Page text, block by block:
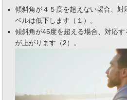
傾斜角が４５度を超えない場合、
ベルは低下します（１）。
傾斜角が45度を超える場合、対応
が上がります（2）。